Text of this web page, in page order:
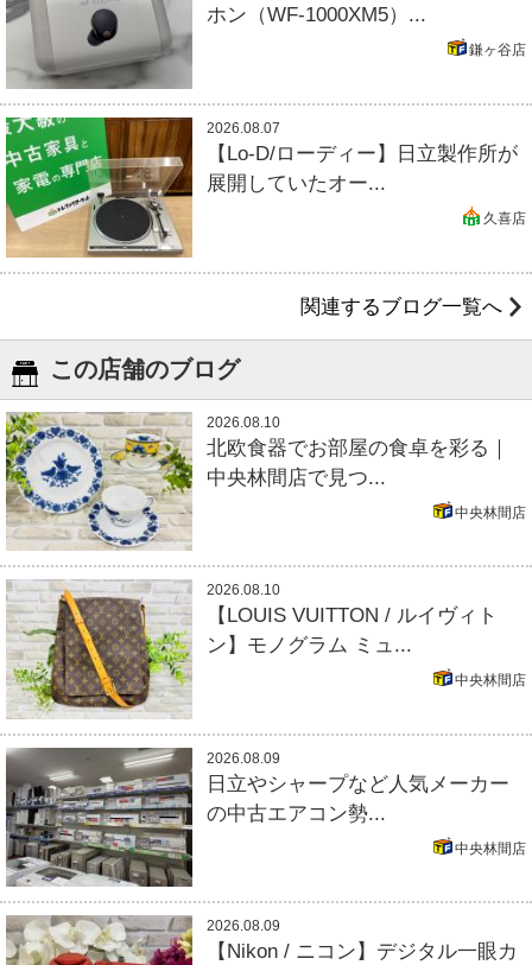
ホン（WF-1000XM5）...
鎌ヶ谷店
2026.08.07
【Lo-D/ローディー】日立製作所が
展開していたオー...
久喜店
関連するブログ一覧へ
この店舗のブログ
2026.08.10
北欧食器でお部屋の食卓を彩る｜
中央林間店で見つ...
中央林間店
2026.08.10
【LOUIS VUITTON / ルイヴィト
ン】モノグラム ミュ...
中央林間店
2026.08.09
日立やシャープなど人気メーカー
の中古エアコン勢...
中央林間店
2026.08.09
【Nikon / ニコン】デジタル一眼カ